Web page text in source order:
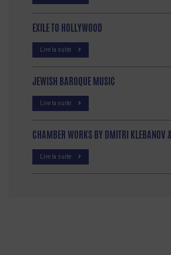
EXILE TO HOLLYWOOD
Lire la suite
JEWISH BAROQUE MUSIC
Lire la suite
CHAMBER WORKS BY DMITRI KLEBANOV
Lire la suite